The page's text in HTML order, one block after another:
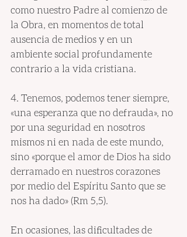
como nuestro Padre al comienzo de
la Obra, en momentos de total
ausencia de medios y en un
ambiente social profundamente
contrario a la vida cristiana.
4. Tenemos, podemos tener siempre,
«una esperanza que no defrauda», no
por una seguridad en nosotros
mismos ni en nada de este mundo,
sino «porque el amor de Dios ha sido
derramado en nuestros corazones
por medio del Espíritu Santo que se
nos ha dado» (Rm 5,5).
En ocasiones, las dificultades de